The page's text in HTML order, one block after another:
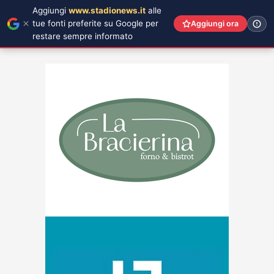
Aggiungi www.stadionews.it alle
tue fonti preferite su Google per
restare sempre informato
Aggiungi ora